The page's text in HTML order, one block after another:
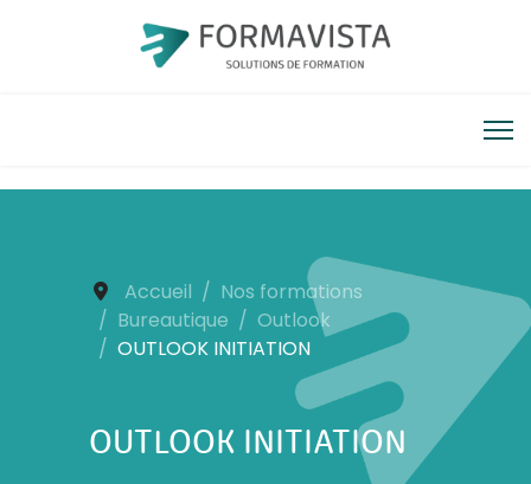
Accueil
Nos formations
Bureautique
Outlook
OUTLOOK INITIATION
OUTLOOK INITIATION